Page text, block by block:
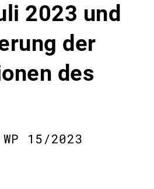
2023 und
der
des
15/2023